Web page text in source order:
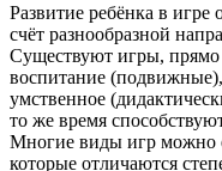
Развитие ребёнка в игре
счёт разнообразной
Существуют игры, прямо
воспитание
умственное
то же время
Многие виды игр можно
которые отличаются